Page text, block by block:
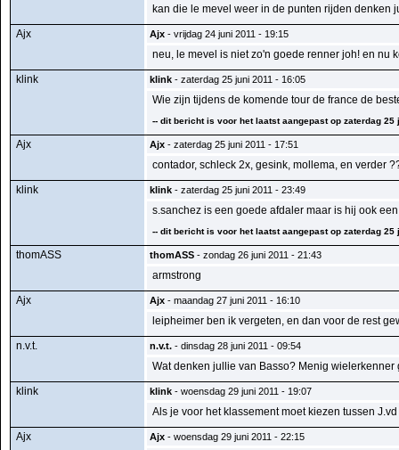
kan die le mevel weer in de punten rijden denken
Ajx
Ajx - vrijdag 24 juni 2011 - 19:15
neu, le mevel is niet zo'n goede renner joh! en nu
klink
klink - zaterdag 25 juni 2011 - 16:05
Wie zijn tijdens de komende tour de france de
-- dit bericht is voor het laatst aangepast op zaterdag 25
Ajx Ajx - zaterdag 25 juni 2011 - 17:51
contador, schleck 2x, gesink, mollema, en verder
klink
klink - zaterdag 25 juni 2011 - 23:49
s.sanchez is een goede afdaler maar is hij ook
-- dit bericht is voor het laatst aangepast op zaterdag 25
thomASS thomASS - zondag 26 juni 2011 - 21:43
armstrong
Ajx
Ajx - maandag 27 juni 2011 - 16:10
leipheimer ben ik vergeten, en dan voor de rest
n.v.t.
n.v.t. - dinsdag 28 juni 2011 - 09:54
Wat denken jullie van Basso? Menig wielerkenner
klink
klink - woensdag 29 juni 2011 - 19:07
Als je voor het klassement moet kiezen tussen
Ajx
Ajx - woensdag 29 juni 2011 - 22:15